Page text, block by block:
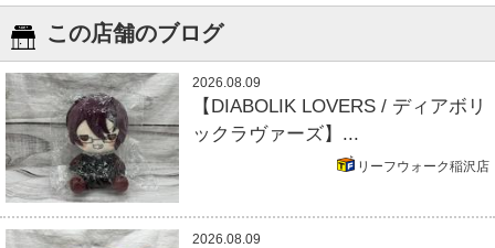
この店舗のブログ
2026.08.09
【DIABOLIK LOVERS / ディアボリ
ックラヴァーズ】...
リーフウォーク稲沢店
2026.08.09